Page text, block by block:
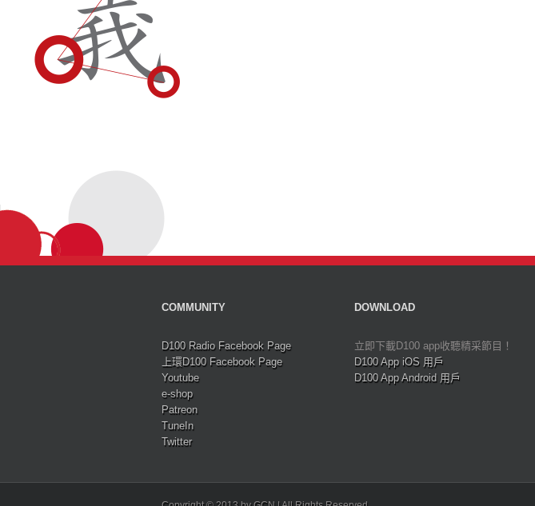
COMMUNITY
D100 Radio Facebook Page
上環D100 Facebook Page
Youtube
e-shop
Patreon
TuneIn
Twitter
DOWNLOAD
立即下載D100 app收聽精采節目！
D100 App iOS 用戶
D100 App Android 用戶